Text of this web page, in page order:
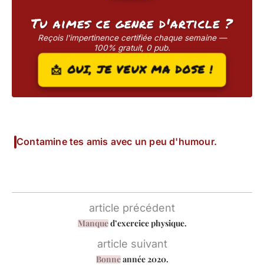
Tu aimes ce genre d'article ?
Reçois l'impertinence certifiée chaque semaine —
100% gratuit, 0 pub.
📩 OUI, JE VEUX MA DOSE !
Contamine tes amis avec un peu d'humour.
article précédent
Manqued’exercice physique.
article suivant
Bonneannée 2020.